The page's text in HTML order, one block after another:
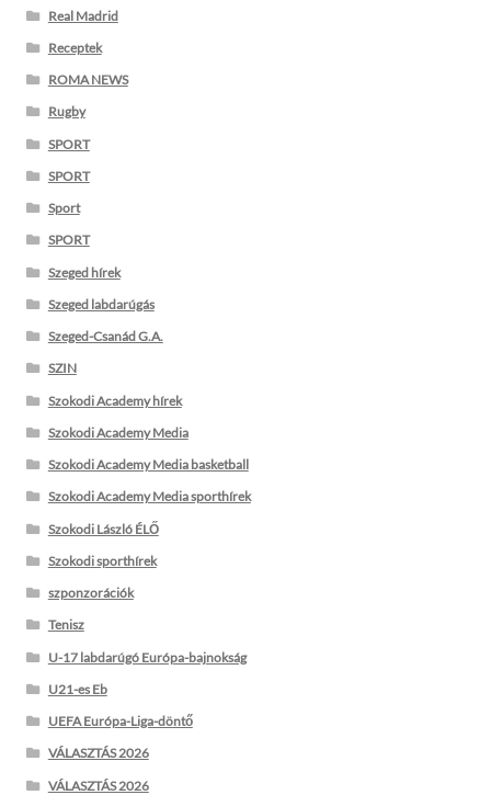
Real Madrid
Receptek
ROMA NEWS
Rugby
SPORT
SPORT
Sport
SPORT
Szeged hírek
Szeged labdarúgás
Szeged-Csanád G.A.
SZIN
Szokodi Academy hírek
Szokodi Academy Media
Szokodi Academy Media basketball
Szokodi Academy Media sporthírek
Szokodi László ÉLŐ
Szokodi sporthírek
szponzorációk
Tenisz
U-17 labdarúgó Európa-bajnokság
U21-es Eb
UEFA Európa-Liga-döntő
VÁLASZTÁS 2026
VÁLASZTÁS 2026